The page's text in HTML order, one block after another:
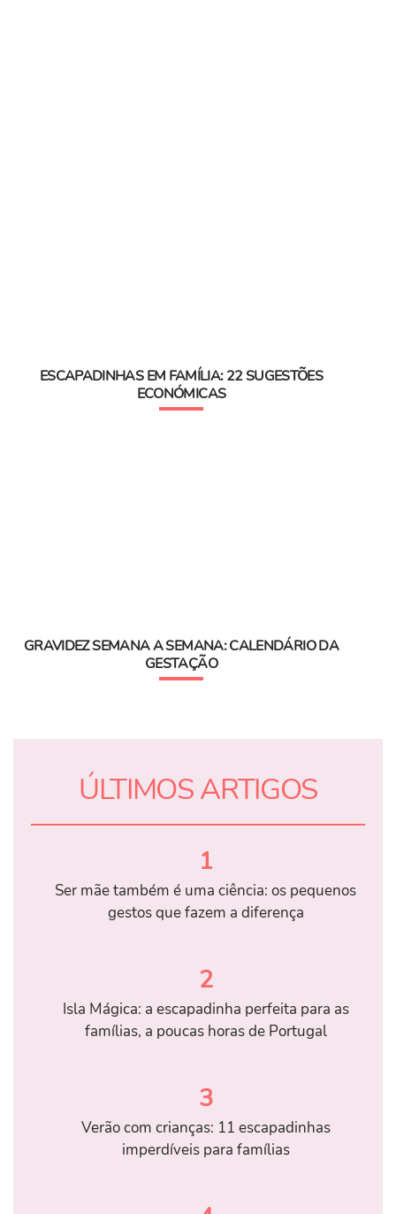
ESCAPADINHAS EM FAMÍLIA: 22 SUGESTÕES
ECONÓMICAS
GRAVIDEZ SEMANA A SEMANA: CALENDÁRIO DA
GESTAÇÃO
ÚLTIMOS ARTIGOS
1
Ser mãe também é uma ciência: os pequenos
gestos que fazem a diferença
2
Isla Mágica: a escapadinha perfeita para as
famílias, a poucas horas de Portugal
3
Verão com crianças: 11 escapadinhas
imperdíveis para famílias